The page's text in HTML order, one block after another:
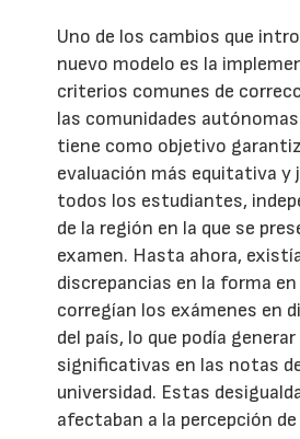
Uno de los cambios que
nuevo modelo es la
criterios comunes de
las comunidades
tiene como objetivo
evaluación más equitativa y
todos los estudiantes,
de la región en la que se
examen. Hasta ahora,
discrepancias en la forma en
corregían los exámenes en
del país, lo que podía
significativas en las notas
universidad. Estas
afectaban a la percepción